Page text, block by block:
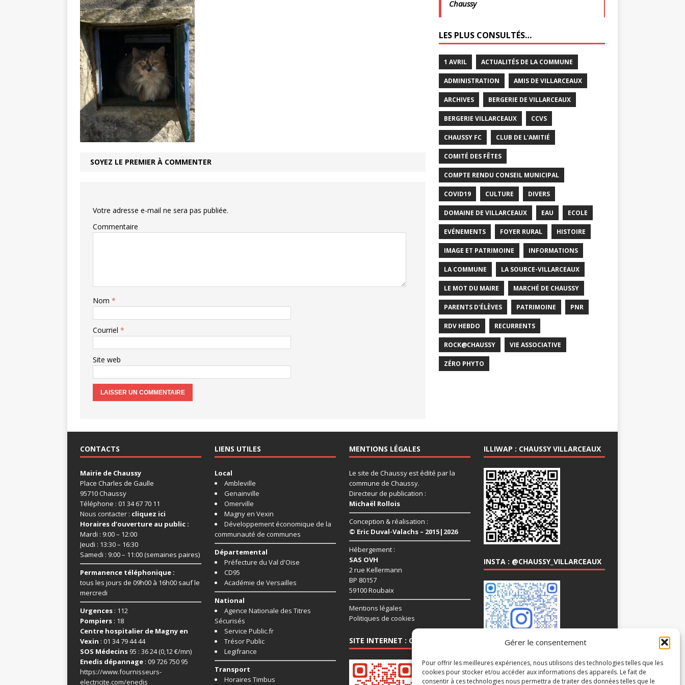
Gérer le consentement
Pour offrir les meilleures expériences, nous utilisons des technologies telles que les
cookies pour stocker et/ou accéder aux informations des appareils. Le fait de
consentir à ces technologies nous permettra de traiter des données telles que le
[ 1 août 2026 ] Balade au crépuscule | Villarceaux | 1 août
COMMUNE
[ 6 août 2026 ] Chaussy fait son cinéma
SOYEZ LE PREMIER À COMMENTER
Votre adresse e-mail ne sera pas publiée.
Commentaire
Nom *
Courriel *
Site web
Chaussy
LES PLUS CONSULTÉS…
1 AVRIL ACTUALITÉS DE LA COMMUNE
ADMINISTRATION AMIS DE VILLARCEAUX
ARCHIVES BERGERIE DE VILLARCEAUX
BERGERIE VILLARCEAUX CCVS
CHAUSSY FC CLUB DE L'AMITIÉ
COMITÉ DES FÊTES
COMPTE RENDU CONSEIL MUNICIPAL
COVID19 CULTURE DIVERS
DOMAINE DE VILLARCEAUX EAU ECOLE
EVÉNEMENTS FOYER RURAL HISTOIRE
IMAGE ET PATRIMOINE INFORMATIONS
LA COMMUNE LA SOURCE-VILLARCEAUX
LE MOT DU MAIRE MARCHÉ DE CHAUSSY
PARENTS D'ÉLÈVES PATRIMOINE PNR
RDV HEBDO RECURRENTS
ROCK@CHAUSSY VIE ASSOCIATIVE
ZÉRO PHYTO
CONTACTS
Mairie de Chaussy
Place Charles de Gaulle
95710 Chaussy
Téléphone : 01 34 67 70 11
Nous contacter : cliquez ici
Horaires d’ouverture au public :
Mardi : 9:00 – 12:00
Jeudi : 13:30 – 16:30
Samedi : 9:00 – 11:00 (semaines paires)
Permanence téléphonique :
tous les jours de 09h00 à 16h00 sauf le
mercredi
Urgences : 112
Pompiers : 18
Centre hospitalier de Magny en
Vexin : 01 34 79 44 44
SOS Médecins 95 : 36 24 (0,12 €/mn)
Enedis dépannage : 09 726 750 95
https://www.fournisseurs-
electricite.com/enedis
LIENS UTILES
Local
Ambleville
Genainville
Omerville
Magny en Vexin
Développement économique de la
communauté de communes
Départemental
Préfecture du Val d'Oise
CD95
Académie de Versailles
National
Agence Nationale des Titres
Sécurisés
Service Public.fr
Trésor Public
Legifrance
Transport
Horaires Timbus
MENTIONS LÉGALES
Le site de Chaussy est édité par la
commune de Chaussy.
Directeur de publication :
Michaël Rollois
Conception & réalisation :
© Eric Duval-Valachs – 2015|2026
Hébergement :
SAS OVH
2 rue Kellermann
BP 80157
59100 Roubaix
Mentions légales
Politiques de cookies
SITE INTERNET : CHAUSSY95.COM
ILLIWAP : CHAUSSY VILLARCEAUX
INSTA : @CHAUSSY_VILLARCEAUX